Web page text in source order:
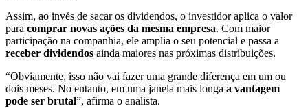
Assim, ao invés de sacar os dividendos, o investidor aplica o valor
para comprar novas ações da mesma empresa. Com maior
participação na companhia, ele amplia o seu potencial e passa a
receber dividendos ainda maiores nas próximas distribuições.
“Obviamente, isso não vai fazer uma grande diferença em um ou
dois meses. No entanto, em uma janela mais longa a vantagem
pode ser brutal”, afirma o analista.